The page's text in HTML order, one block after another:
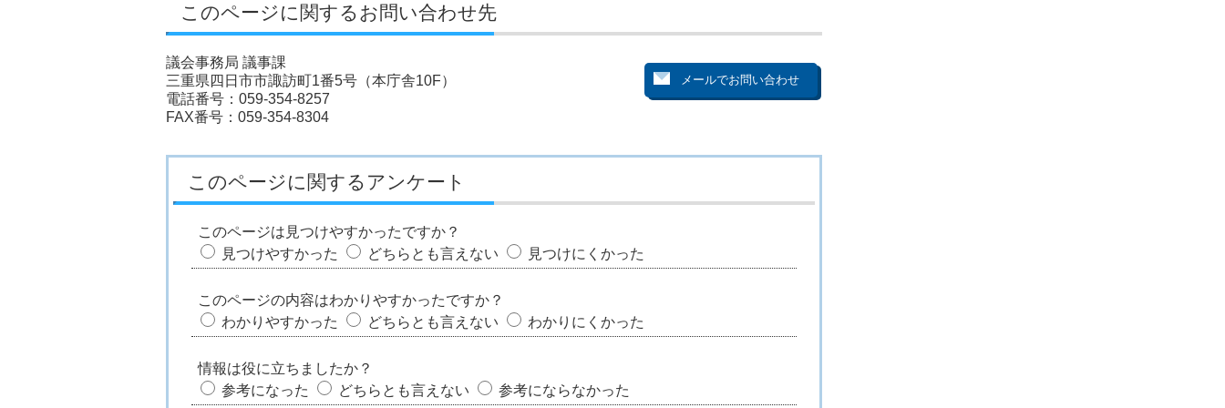
このページに関するお問い合わせ先
議会事務局 議事課
三重県四日市市諏訪町1番5号（本庁舎10F）
電話番号：059-354-8257
FAX番号：059-354-8304
このページに関するアンケート
このページは見つけやすかったですか？
見つけやすかった
どちらとも言えない 見つけにくかった
このページの内容はわかりやすかったですか？
わかりやすかった
どちらとも言えない わかりにくかった
情報は役に立ちましたか？
参考になった
どちらとも言えない 参考にならなかった